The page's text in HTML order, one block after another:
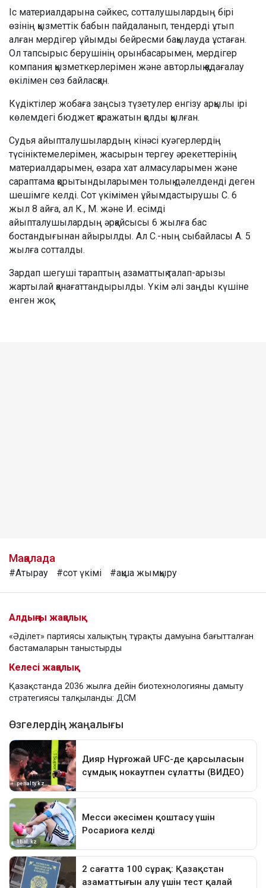
Іс материалдарына сәйкес, сотталушылардың бірі
өзінің қызметтік бабын пайдаланып, тендерді ұтып
алған мердігер ұйымды бейресми бақылауда ұстаған.
Ол тапсырыс берушінің орынбасарымен, мердігер
компания қызметкерлерімен және авторлық қадағалау
өкілімен сөз байласқан.
Күдіктілер жобаға заңсыз түзетулер енгізу арқылы ірі
көлемдегі бюджет қаражатын қолды қылған.
Судья айыпталушылардың кінәсі куәгерлердің
түсініктемелерімен, жасырын тергеу әрекеттерінің
материалдарымен, өзара хат алмасуларымен және
сараптама қорытындыларымен толық дәлелденді деген
шешімге келді. Сот үкімімен ұйымдастырушы С. 6
жыл 8 айға, ал К., М. және И. есімді
айыпталушылардың әрқайсысы 6 жылға бас
бостандығынан айырылды. Ал С.-ның сыбайласы А. 5
жылға сотталды.
Зардап шегуші тараптың азаматтық талап-арызы
жартылай қанағаттандырылды. Үкім әлі заңды күшіне
енген жоқ.
Мақалада
#Атырау #сот үкімі #ақша жымқыру
Алдыңғы жаңалық
«Әділет» партиясы халықтың тұрақты дамуына бағытталған
бастамаларын таныстырды
Келесі жаңалық
Қазақстанда 2036 жылға дейін биотехнологияны дамыту
стратегиясы талқыланды: ДСМ